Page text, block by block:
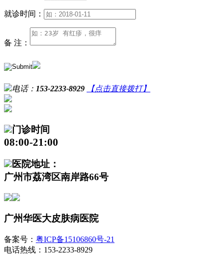
就诊时间：
备 注：
电话： 153-2233-8929 【点击直接拨打】
门诊时间
08:00-21:00
医院地址：
广州市荔湾区南岸路66号
广州华医大皮肤病医院
备案号： 粤ICP备15106860号-21
电话热线：153-2233-8929